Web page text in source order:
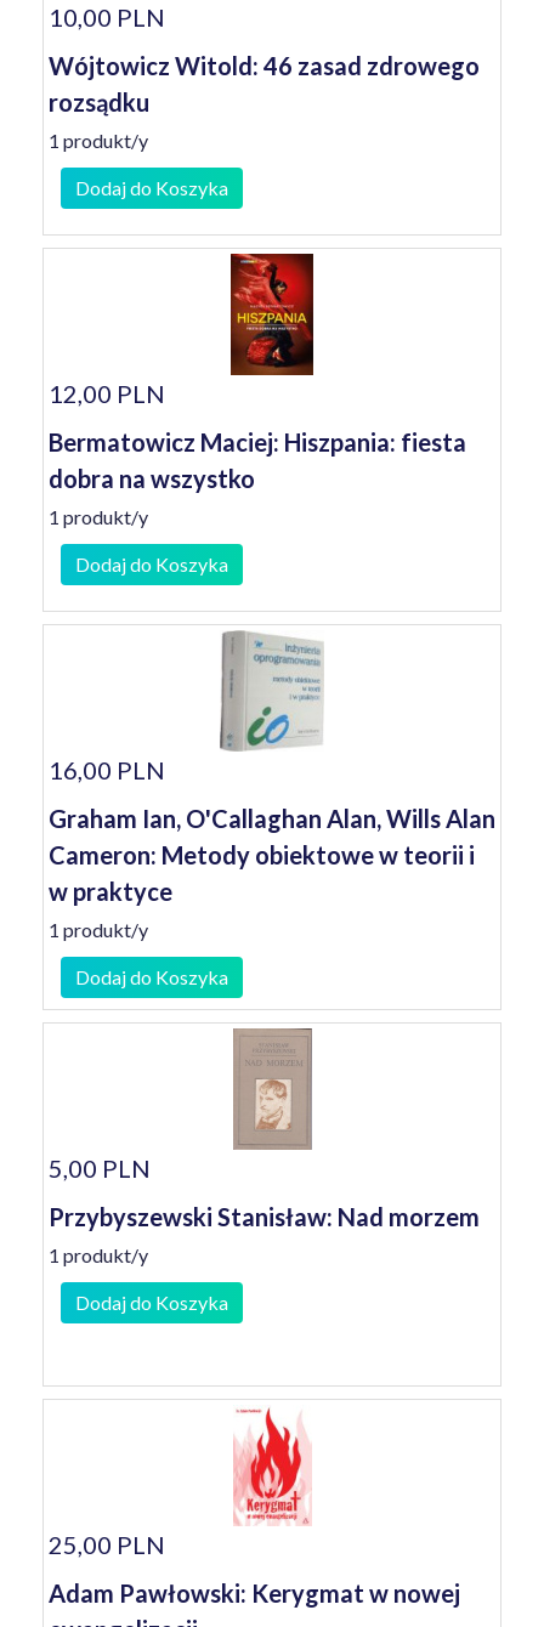
10,00 PLN
Wójtowicz Witold: 46 zasad zdrowego
rozsądku
1 produkt/y
Dodaj do Koszyka
12,00 PLN
Bermatowicz Maciej: Hiszpania: fiesta
dobra na wszystko
1 produkt/y
Dodaj do Koszyka
16,00 PLN
Graham Ian, O'Callaghan Alan, Wills Alan
Cameron: Metody obiektowe w teorii i
w praktyce
1 produkt/y
Dodaj do Koszyka
5,00 PLN
Przybyszewski Stanisław: Nad morzem
1 produkt/y
Dodaj do Koszyka
25,00 PLN
Adam Pawłowski: Kerygmat w nowej